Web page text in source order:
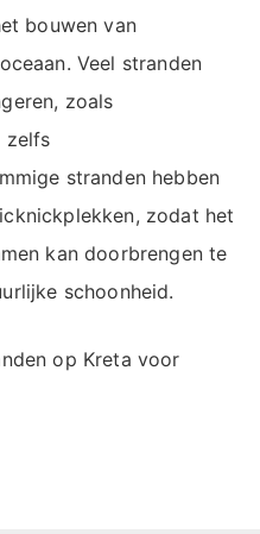
bouwen van
Veel stranden
zoals
zelfs
stranden hebben
zodat het
kan doorbrengen te
schoonheid.
op Kreta voor